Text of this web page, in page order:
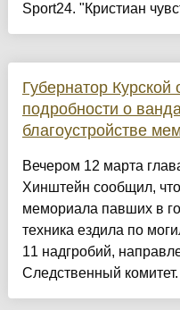
Sport24. "Кристиан
Губернатор Курской
подробности о
благоустройстве
Вечером 12 марта
Хинштейн сообщил,
мемориала павших в
техника ездила по
11 надгробий,
Следственный